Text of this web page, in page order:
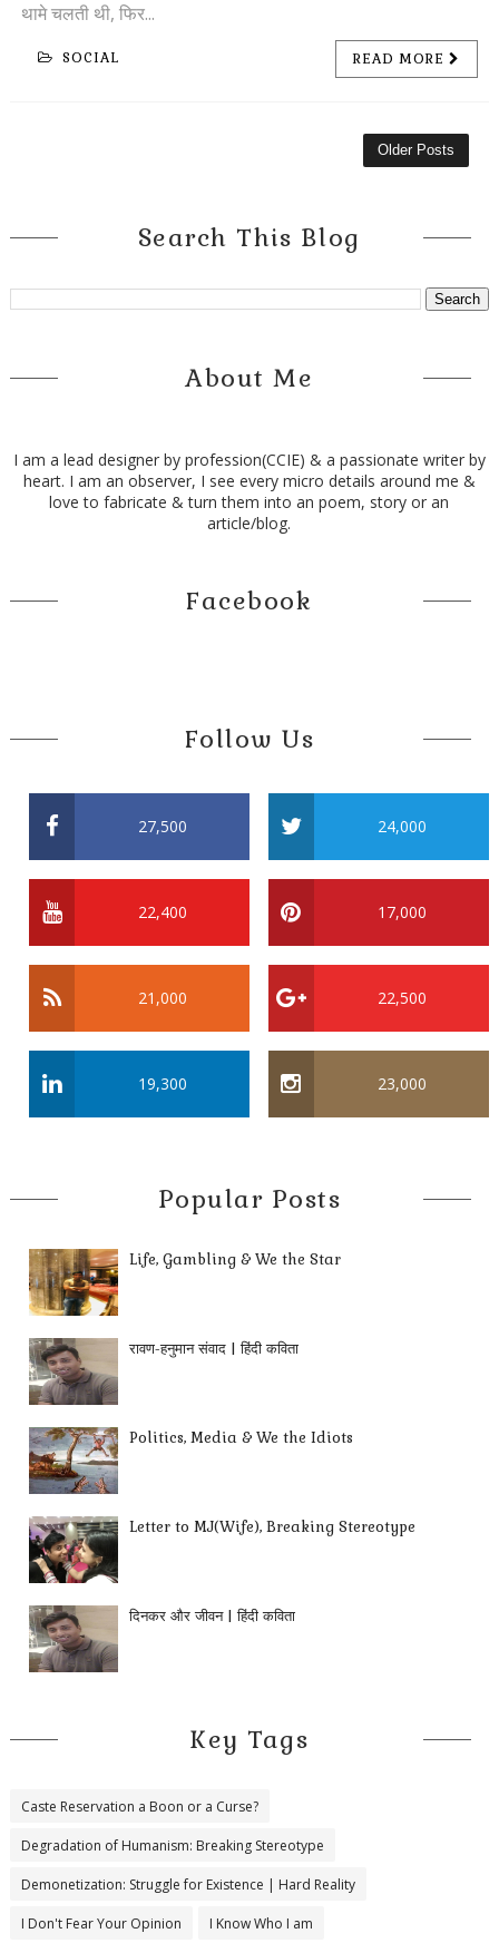
थामे चलती थी, फिर...
SOCIAL READ MORE
Older Posts
Search This Blog
About Me
I am a lead designer by profession(CCIE) & a passionate writer by
heart. I am an observer, I see every micro details around me &
love to fabricate & turn them into an poem, story or an
article/blog.
Facebook
Follow Us
27,500 24,000
22,400 17,000
21,000 22,500
19,300 23,000
Popular Posts
Life, Gambling & We the Star
रावण-हनुमान संवाद | हिंदी कविता
Politics, Media & We the Idiots
Letter to MJ(Wife), Breaking Stereotype
दिनकर और जीवन | हिंदी कविता
Key Tags
Caste Reservation a Boon or a Curse?
Degradation of Humanism: Breaking Stereotype
Demonetization: Struggle for Existence | Hard Reality
I Don't Fear Your Opinion I Know Who I am